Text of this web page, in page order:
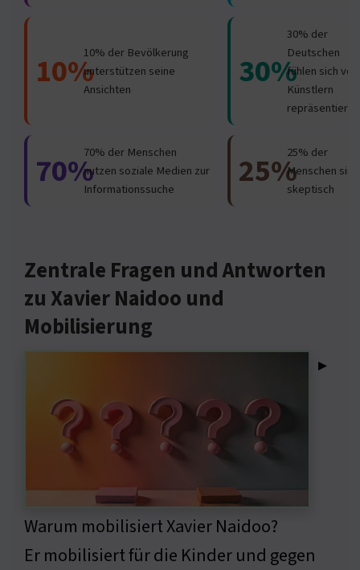
10%10% der Bevölkerung
unterstützen seine
Ansichten
30%
30% der
Deutschen
fühlen sich von
Künstlern
repräsentiert
70%70% der Menschen
nutzen soziale Medien zur
Informationssuche
25%25% der
Menschen sind
skeptisch
Zentrale Fragen und Antworten
zu Xavier Naidoo und
Mobilisierung
▸
Warum mobilisiert Xavier Naidoo?
Er mobilisiert für die Kinder und gegen